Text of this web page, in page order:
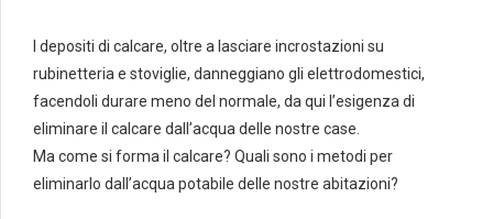
I depositi di calcare, oltre a lasciare incrostazioni su
rubinetteria e stoviglie, danneggiano gli elettrodomestici,
facendoli durare meno del normale, da qui l’esigenza di
eliminare il calcare dall’acqua delle nostre case.
Ma come si forma il calcare? Quali sono i metodi per
eliminarlo dall’acqua potabile delle nostre abitazioni?